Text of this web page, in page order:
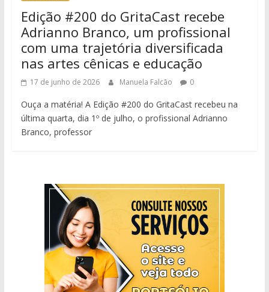
Edição #200 do GritaCast recebe
Adrianno Branco, um profissional
com uma trajetória diversificada
nas artes cênicas e educação
17 de junho de 2026 Manuela Falcão 0
Ouça a matéria! A Edição #200 do GritaCast recebeu na
última quarta, dia 1º de julho, o profissional Adrianno
Branco, professor